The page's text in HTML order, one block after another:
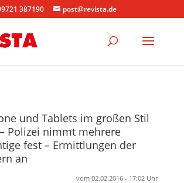
387190 post@revista.de
und Tablets im großen Stil
Polizei nimmt mehrere
fest – Ermittlungen der
an
vom 02.02.2016 - 17:02 Uhr